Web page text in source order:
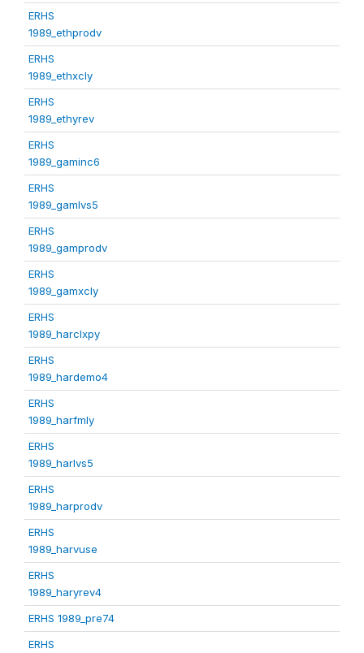
ERHS
1989_ethprodv
ERHS
1989_ethxcly
ERHS
1989_ethyrev
ERHS
1989_gaminc6
ERHS
1989_gamlvs5
ERHS
1989_gamprodv
ERHS
1989_gamxcly
ERHS
1989_harclxpy
ERHS
1989_hardemo4
ERHS
1989_harfmly
ERHS
1989_harlvs5
ERHS
1989_harprodv
ERHS
1989_harvuse
ERHS
1989_haryrev4
ERHS 1989_pre74
ERHS